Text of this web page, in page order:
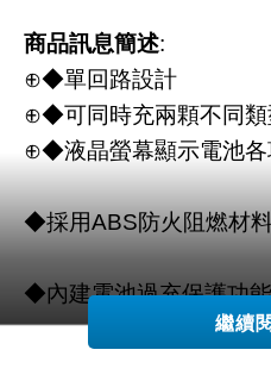
商品訊息簡述:
⊕◆單回路設計
⊕◆可同時充兩顆不同類
⊕◆液晶螢幕顯示電池各
◆採用ABS防火阻燃材
◆內建電池過充保護功能
繼續